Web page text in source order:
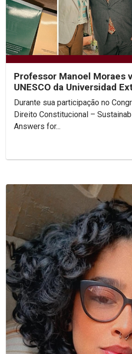
Professor Manoel Moraes
UNESCO da Universidad
Colombia
Durante sua participação no
Direito Constitucional –
Answers for...